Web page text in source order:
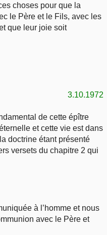
choses pour que la
le Père et le Fils, avec les
que leur joie soit
3.10.1972
de cette épître
et cette vie est dans
doctrine étant présenté
versets du chapitre 2 qui
à l’homme et nous
avec le Père et